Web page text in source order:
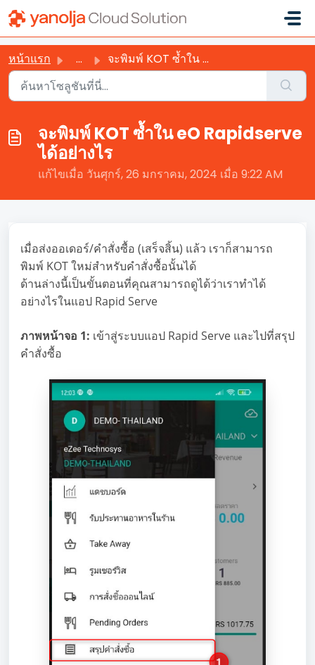
ข้ามไปยังเนื้อหาหลัก
หน้าแรก ... จะพิมพ์ KOT ซ้ำใน eO Rapidserve ได้อย่างไร
จะพิมพ์ KOT ซ้ำใน eO Rapidserve
ได้อย่างไร
แก้ไขเมื่อ วันศุกร์, 26 มกราคม, 2024 เมื่อ 9:22 AM
เมื่อส่งออเดอร์/คำสั่งซื้อ (เสร็จสิ้น) แล้ว เราก็สามารถ
พิมพ์ KOT ใหม่สำหรับคำสั่งซื้อนั้นได้
ด้านล่างนี้เป็นขั้นตอนที่คุณสามารถดูได้ว่าเราทำได้
อย่างไรในแอป Rapid Serve
ภาพหน้าจอ 1: เข้าสู่ระบบแอป Rapid Serve และไปที่สรุป
คำสั่งซื้อ